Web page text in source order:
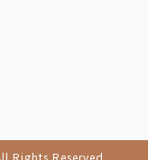
壓力線」和「支
下腳步買賣的價
法乾脆俐落地突
何知道反彈賣
乎有機會
的聰明用法
Rights Reserved.